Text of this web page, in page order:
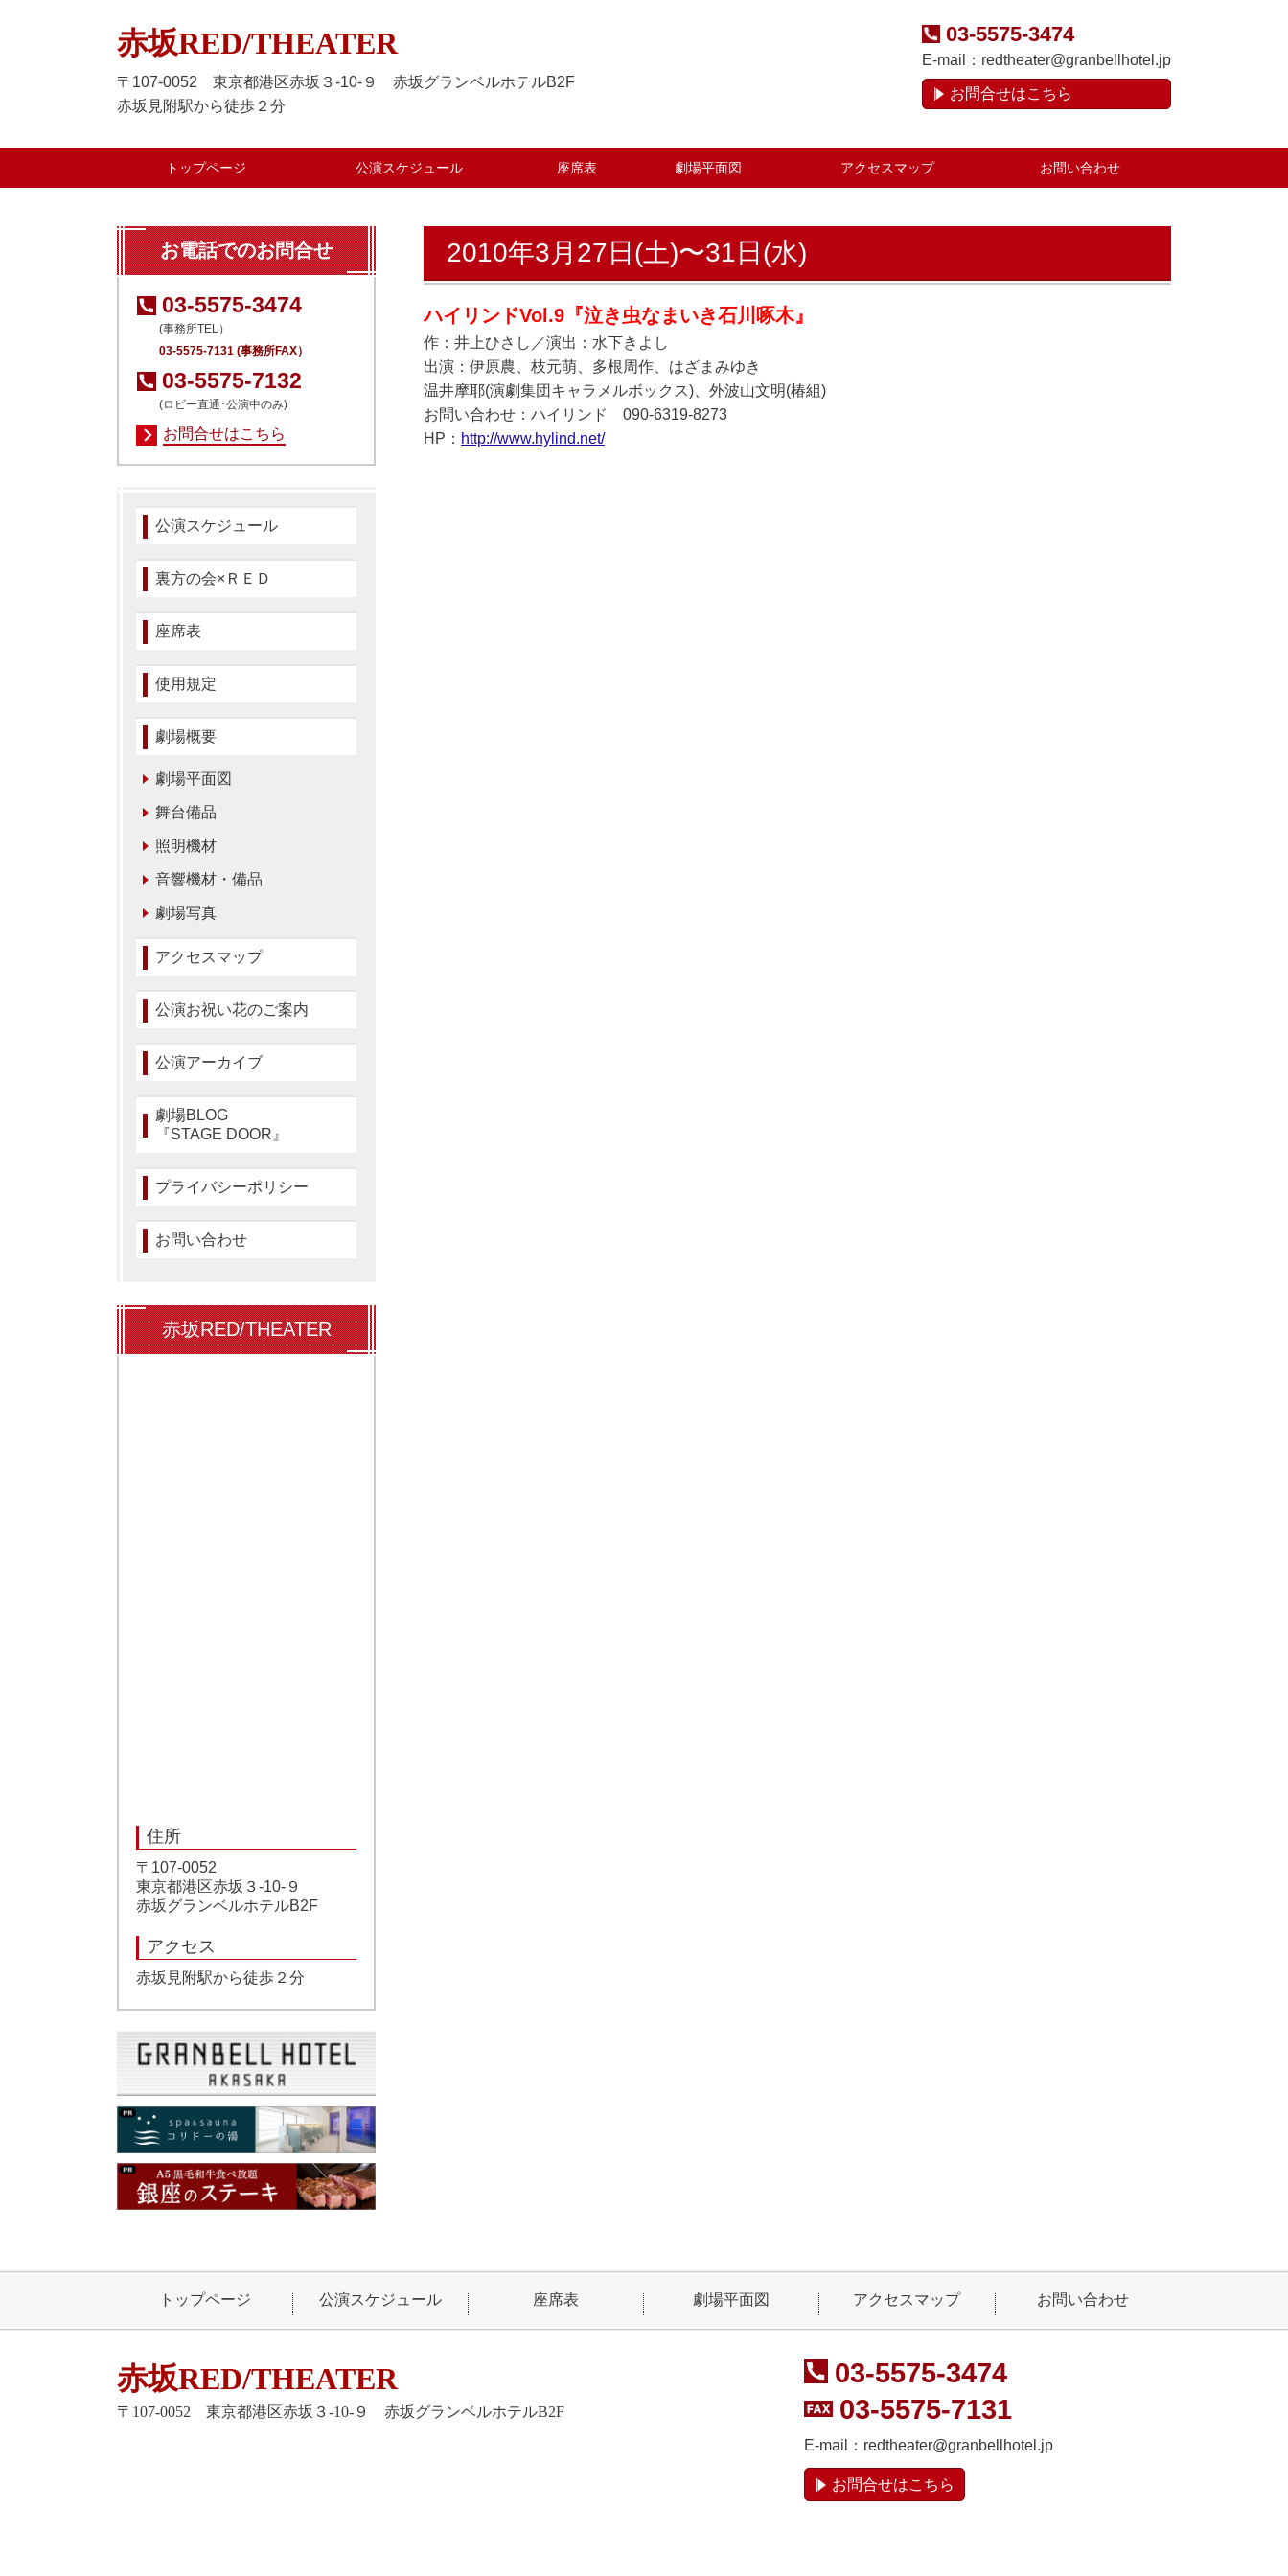
赤坂RED/THEATER
〒107-0052 東京都港区赤坂３-10-９ 赤坂グランベルホテルB2F
赤坂見附駅から徒歩２分
03-5575-3474
E-mail： redtheater@granbellhotel.jp
お問合せはこちら
トップページ 公演スケジュール 座席表 劇場平面図 アクセスマップ お問い合わせ
2010年3月27日(土)〜31日(水)
ハイリンドVol.9『泣き虫なまいき石川啄木』
作：井上ひさし／演出：水下きよし
出演：伊原農、枝元萌、多根周作、はざまみゆき
温井摩耶(演劇集団キャラメルボックス)、外波山文明(椿組)
お問い合わせ：ハイリンド 090-6319-8273
HP： http://www.hylind.net/
お電話でのお問合せ
03-5575-3474
(事務所TEL）
03-5575-7131 (事務所FAX）
03-5575-7132
(ロビー直通･公演中のみ)
お問合せはこちら
公演スケジュール
裏方の会×ＲＥＤ
座席表
使用規定
劇場概要
劇場平面図
舞台備品
照明機材
音響機材・備品
劇場写真
アクセスマップ
公演お祝い花のご案内
公演アーカイブ
劇場BLOG
『STAGE DOOR』
プライバシーポリシー
お問い合わせ
赤坂RED/THEATER
住所
〒107-0052
東京都港区赤坂３-10-９
赤坂グランベルホテルB2F
アクセス
赤坂見附駅から徒歩２分
トップページ 公演スケジュール 座席表 劇場平面図 アクセスマップ お問い合わせ
赤坂RED/THEATER
〒107-0052 東京都港区赤坂３-10-９ 赤坂グランベルホテルB2F
03-5575-3474
03-5575-7131
E-mail： redtheater@granbellhotel.jp
お問合せはこちら